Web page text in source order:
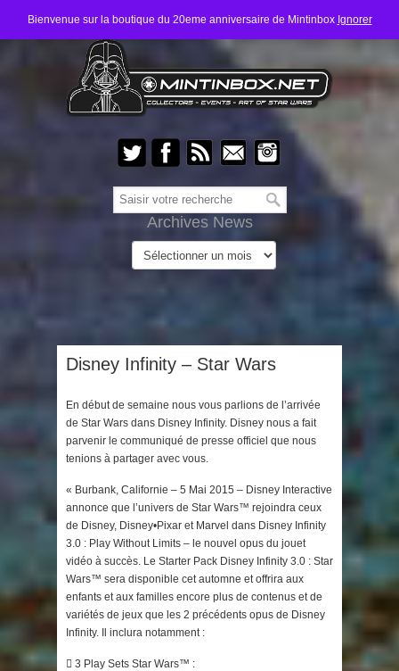
Bienvenue sur la boutique du 20eme anniversaire de Mintinbox Ignorer
Archives News
Disney Infinity – Star Wars
En début de semaine nous vous parlions de l’arrivée
de Star Wars dans Disney Infinity. Disney nous a fait
parvenir le communiqué de presse officiel que nous
tenions à partager avec vous.
« Burbank, Californie – 5 Mai 2015 – Disney Interactive
annonce que l’univers de Star Wars™ rejoindra ceux
de Disney, Disney•Pixar et Marvel dans Disney Infinity
3.0 : Play Without Limits – le nouvel opus du jouet
vidéo à succès. Le Starter Pack Disney Infinity 3.0 : Star
Wars™ sera disponible cet automne et offrira aux
enfants et aux familles encore plus de contenus et de
variétés de jeux que les 2 précédents opus de Disney
Infinity. Il inclura notamment :
 3 Play Sets Star Wars™ :